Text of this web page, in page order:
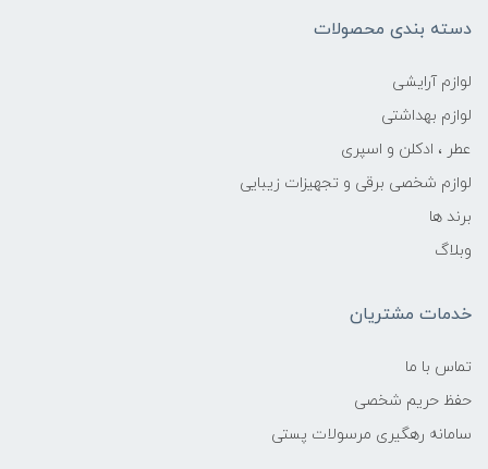
دسته بندی محصولات
لوازم آرایشی
لوازم بهداشتی
عطر ، ادکلن و اسپری
لوازم شخصی برقی و تجهیزات زیبایی
برند ها
وبلاگ
خدمات مشتریان
تماس با ما
حفظ حریم شخصی
سامانه رهگیری مرسولات پستی